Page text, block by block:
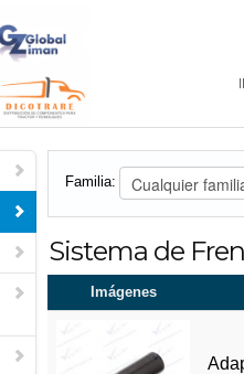
Familia:
Sistema de
Imágenes